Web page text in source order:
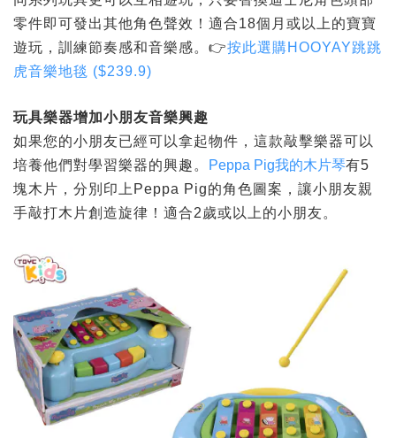
零件即可發出其他角色聲效！適合18個月或以上的寶寶
遊玩，訓練節奏感和音樂感。👉按此選購HOOYAY跳跳
虎音樂地毯 ($239.9)
玩具樂器增加小朋友音樂興趣
如果您的小朋友已經可以拿起物件，這款敲擊樂器可以
培養他們對學習樂器的興趣。
Peppa Pig我的木片琴有5
塊木片，分別印上Peppa Pig的角色圖案，讓小朋友親
手敲打木片創造旋律！適合2歲或以上的小朋友。